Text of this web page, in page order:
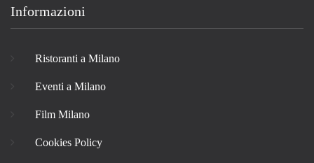
Informazioni
Ristoranti a Milano
Eventi a Milano
Film Milano
Cookies Policy